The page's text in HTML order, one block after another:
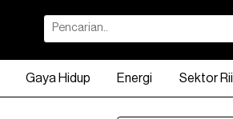
Gaya Hidup Energi Sektor Riil